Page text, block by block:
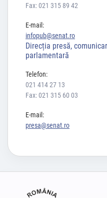
Fax: 021 315 89 42
E-mail:
infopub@senat.ro
Direcția presă,
parlamentară
Telefon:
021 414 27 13
Fax: 021 315 60 03
E-mail:
presa@senat.ro